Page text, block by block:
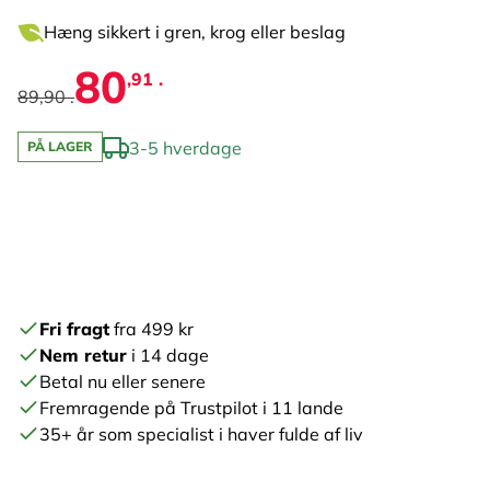
Hæng sikkert i gren, krog eller beslag
89,90 .80,91 .
PÅ LAGER 3-5 hverdage
Fri fragtfra 499 kr
Nem retur i 14 dage
Betal nu eller senere
Fremragende på Trustpilot i 11 lande
35+ år som specialist i haver fulde af liv